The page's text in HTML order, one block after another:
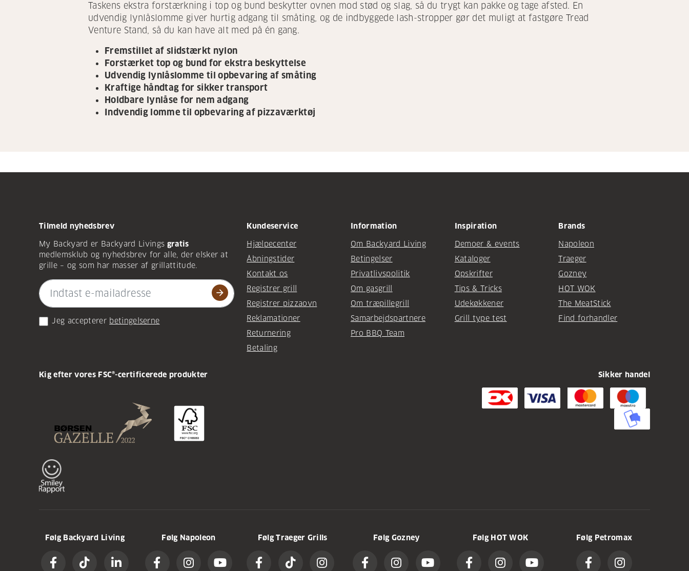
Taskens ekstra forstærkning i top og bund beskytter ovnen mod stød og slag, så du trygt kan pakke og tage afsted. En
udvendig lynlåslomme giver hurtig adgang til småting, og de indbyggede lash-stropper gør det muligt at fastgøre Tread
Venture Stand, så du kan have alt med på én gang.
Fremstillet af slidstærkt nylon
Forstærket top og bund for ekstra beskyttelse
Udvendig lynlåslomme til opbevaring af småting
Kraftige håndtag for sikker transport
Holdbare lynlåse for nem adgang
Indvendig lomme til opbevaring af pizzaværktøj
Tilmeld nyhedsbrev
My Backyard er Backyard Livings gratis
medlemsklub og nyhedsbrev for alle, der elsker at
grille – og som har masser af grillattitude.
arrow_forward
Jeg accepterer betingelserne
Kundeservice
Hjælpecenter
Åbningstider
Kontakt os
Registrer grill
Registrer pizzaovn
Reklamationer
Returnering
Betaling
Information
Om Backyard Living
Betingelser
Privatlivspolitik
Om gasgrill
Om træpillegrill
Samarbejdspartnere
Pro BBQ Team
Inspiration
Demoer & events
Kataloger
Opskrifter
Tips & Tricks
Udekøkkener
Grill type test
Brands
Napoleon
Traeger
Gozney
HOT WOK
The MeatStick
Find forhandler
Kig efter vores FSC®-certificerede produkter Sikker handel
Følg Backyard Living Følg Napoleon Følg Traeger Grills Følg Gozney Følg HOT WOK Følg Petromax